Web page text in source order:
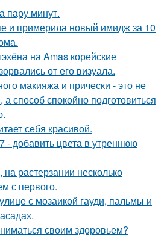
пару минут.
и примерила новый имидж за 10
на Amas корейские
от его визуала.
макияжа и прически - это не
способ спокойно подготовиться
себя красивой.
- добавить цвета в утреннюю
растерзании несколько
с первого.
с мозаикой гауди, пальмы и
своим здоровьем?